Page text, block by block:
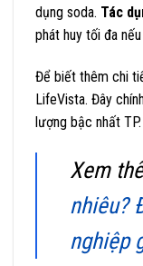
dụng soda. Tác
phát huy tối đa
Để biết thêm chi
LifeVista. Đây
lượng bậc nhất
Xem
nhiêu?
nghiệp